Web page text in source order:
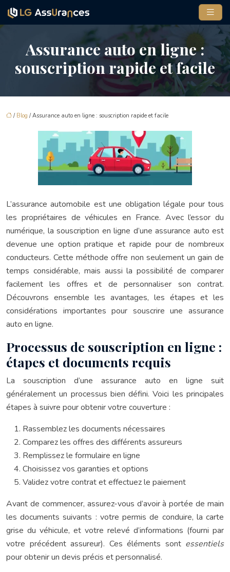
Assurance auto en ligne :
souscription rapide et facile
/ Blog / Assurance auto en ligne : souscription rapide et facile
L’assurance automobile est une obligation légale pour tous
les propriétaires de véhicules en France. Avec l’essor du
numérique, la souscription en ligne d’une assurance auto est
devenue une option pratique et rapide pour de nombreux
conducteurs. Cette méthode offre non seulement un gain de
temps considérable, mais aussi la possibilité de comparer
facilement les offres et de personnaliser son contrat.
Découvrons ensemble les avantages, les étapes et les
considérations importantes pour souscrire une assurance
auto en ligne.
Processus de souscription en ligne :
étapes et documents requis
La souscription d’une assurance auto en ligne suit
généralement un processus bien défini. Voici les principales
étapes à suivre pour obtenir votre couverture :
Rassemblez les documents nécessaires
Comparez les offres des différents assureurs
Remplissez le formulaire en ligne
Choisissez vos garanties et options
Validez votre contrat et effectuez le paiement
Avant de commencer, assurez-vous d’avoir à portée de main
les documents suivants : votre permis de conduire, la carte
grise du véhicule, et votre relevé d’informations (fourni par
votre précédent assureur). Ces éléments sont essentiels
pour obtenir un devis précis et personnalisé.